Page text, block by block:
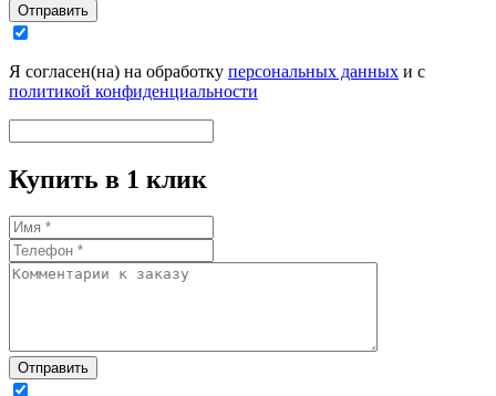
Отправить
Я согласен(на) на обработку персональных данных и с
политикой конфиденциальности
Купить в 1 клик
Отправить